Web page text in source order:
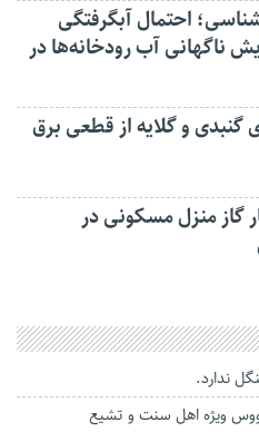
احتمال آبگرفتگی
ناگهانی آب رودخانه‌ها در
گنبدی و گلایه از قطعی برق
گاز منزل مسکونی در
ندارد.
ویژه اهل سنت و تشیع